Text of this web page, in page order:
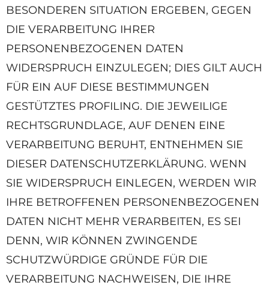
BESONDEREN SITUATION ERGEBEN, GEGEN
DIE VERARBEITUNG IHRER
PERSONENBEZOGENEN DATEN
WIDERSPRUCH EINZULEGEN; DIES GILT AUCH
FÜR EIN AUF DIESE BESTIMMUNGEN
GESTÜTZTES PROFILING. DIE JEWEILIGE
RECHTSGRUNDLAGE, AUF DENEN EINE
VERARBEITUNG BERUHT, ENTNEHMEN SIE
DIESER DATENSCHUTZERKLÄRUNG. WENN
SIE WIDERSPRUCH EINLEGEN, WERDEN WIR
IHRE BETROFFENEN PERSONENBEZOGENEN
DATEN NICHT MEHR VERARBEITEN, ES SEI
DENN, WIR KÖNNEN ZWINGENDE
SCHUTZWÜRDIGE GRÜNDE FÜR DIE
VERARBEITUNG NACHWEISEN, DIE IHRE